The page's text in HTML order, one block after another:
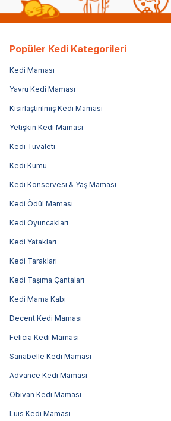
Popüler Kedi Kategorileri
Kedi Maması
Yavru Kedi Maması
Kısırlaştırılmış Kedi Maması
Yetişkin Kedi Maması
Kedi Tuvaleti
Kedi Kumu
Kedi Konservesi & Yaş Maması
Kedi Ödül Maması
Kedi Oyuncakları
Kedi Yatakları
Kedi Tarakları
Kedi Taşıma Çantaları
Kedi Mama Kabı
Decent Kedi Maması
Felicia Kedi Maması
Sanabelle Kedi Maması
Advance Kedi Maması
Obivan Kedi Maması
Luis Kedi Maması